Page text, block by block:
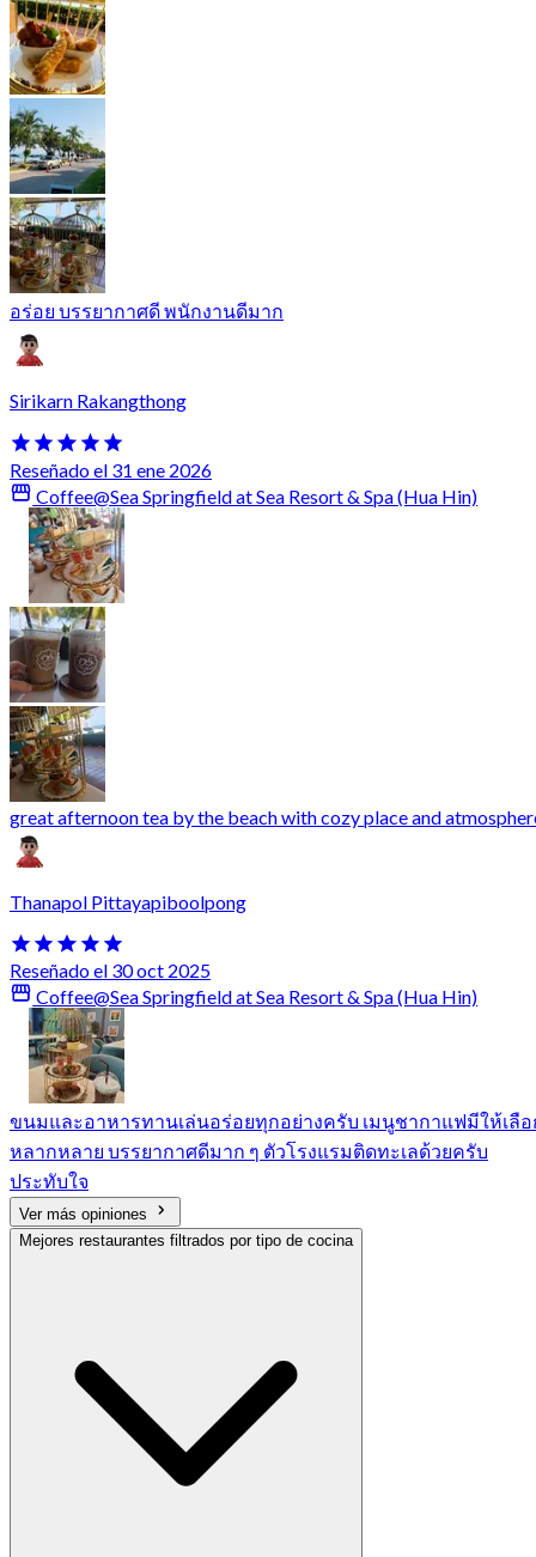
อร่อย บรรยากาศดี พนักงานดีมาก
Sirikarn Rakangthong
Reseñado el 31 ene 2026
Coffee@Sea Springfield at Sea Resort & Spa (Hua Hin)
great afternoon tea by the beach with cozy place and
Thanapol Pittayapiboolpong
Reseñado el 30 oct 2025
Coffee@Sea Springfield at Sea Resort & Spa (Hua Hin)
ขนมและอาหารทานเล่นอร่อยทุกอย่างครับ เมนูชากาแฟมีให้เลื
หลากหลาย บรรยากาศดีมาก ๆ ตัวโรงแรมติดทะเลด้วยครับ
ประทับใจ
Ver más opiniones
Mejores restaurantes filtrados por tipo de cocina